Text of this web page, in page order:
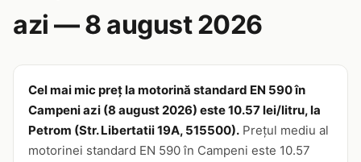
azi — 8 august 2026
Cel mai mic preț la motorină standard EN 590 în
Campeni azi (8 august 2026) este 10.57 lei/litru, la
Petrom (Str. Libertatii 19A, 515500). Prețul mediu al
motorinei standard EN 590 în Campeni este 10.57